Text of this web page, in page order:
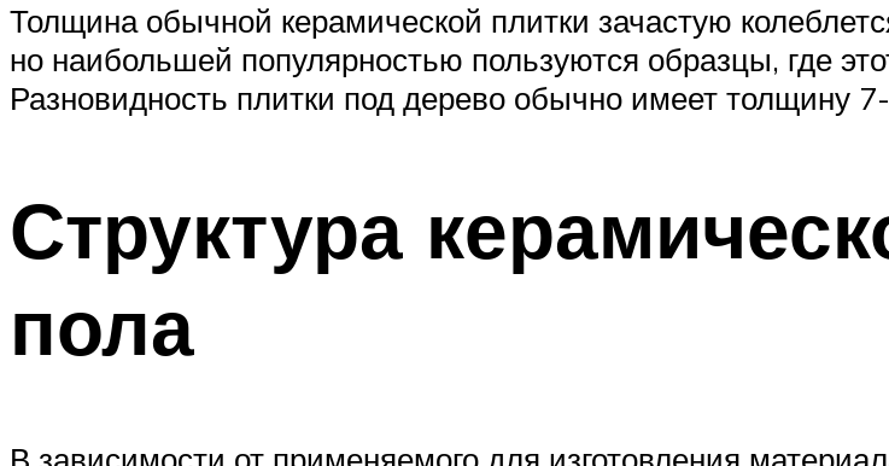
Толщина обычной керамической плитки зачастую
но наибольшей популярностью пользуются образцы, где
Разновидность плитки под дерево обычно имеет толщину
Структура
пола
В зависимости от применяемого для изготовления